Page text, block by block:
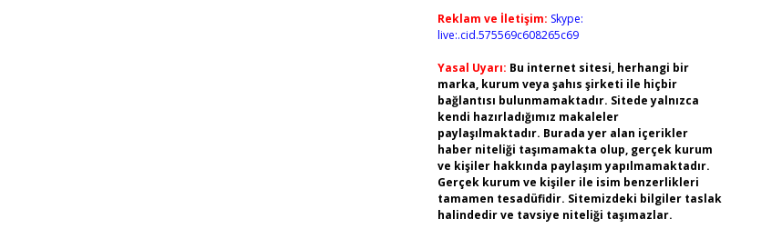
Reklam ve İletişim: Skype:
live:.cid.575569c608265c69
Yasal Uyarı: Bu internet sitesi, herhangi bir
marka, kurum veya şahıs şirketi ile hiçbir
bağlantısı bulunmamaktadır. Sitede yalnızca
kendi hazırladığımız makaleler
paylaşılmaktadır. Burada yer alan içerikler
haber niteliği taşımamakta olup, gerçek kurum
ve kişiler hakkında paylaşım yapılmamaktadır.
Gerçek kurum ve kişiler ile isim benzerlikleri
tamamen tesadüfidir. Sitemizdeki bilgiler taslak
halindedir ve tavsiye niteliği taşımazlar.